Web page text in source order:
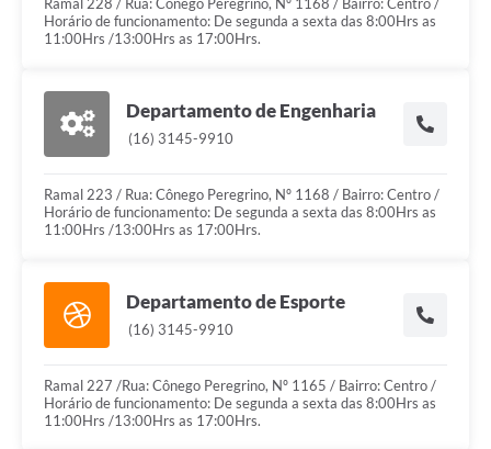
Horário de funcionamento: De segunda a sexta das 8:00Hrs as
11:00Hrs /13:00Hrs as 17:00Hrs.
Departamento de Engenharia
(16) 3145-9910
Ramal 223 / Rua: Cônego Peregrino, Nº 1168 / Bairro: Centro /
Horário de funcionamento: De segunda a sexta das 8:00Hrs as
11:00Hrs /13:00Hrs as 17:00Hrs.
Departamento de Esporte
(16) 3145-9910
Ramal 227 /Rua: Cônego Peregrino, Nº 1165 / Bairro: Centro /
Horário de funcionamento: De segunda a sexta das 8:00Hrs as
11:00Hrs /13:00Hrs as 17:00Hrs.